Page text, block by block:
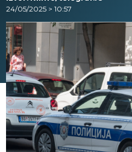
24/05/2025 > 10:57